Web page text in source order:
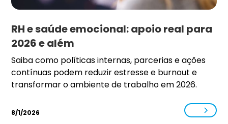
RH e saúde emocional: apoio real para
2026 e além
Saiba como políticas internas, parcerias e ações
contínuas podem reduzir estresse e burnout e
transformar o ambiente de trabalho em 2026.
8/1/2026